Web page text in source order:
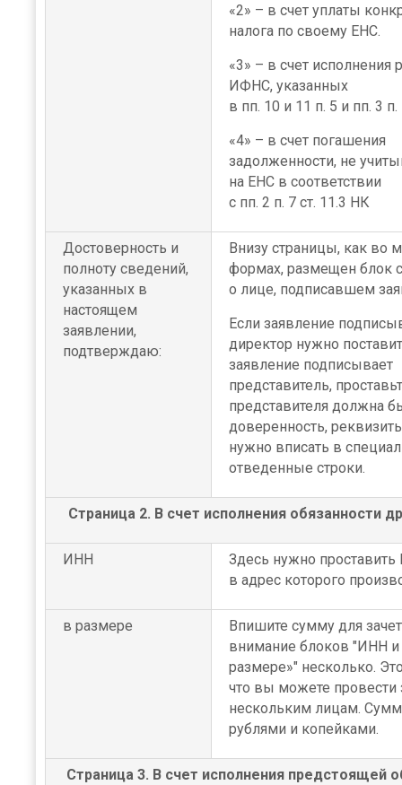
«2» – в счет уплаты
налога по своему ЕНС.
«3» – в счет исполнения
ИФНС, указанных
в пп. 10 и 11 п. 5 и пп. 3
«4» – в счет погашения
задолженности, не
на ЕНС в соответствии
с пп. 2 п. 7 ст. 11.3 НК
Достоверность и
полноту сведений,
указанных в
настоящем
заявлении,
подтверждаю:
Внизу страницы, как во
формах, размещен блок
о лице, подписавшем
Если заявление
директор нужно
заявление подписывает
представитель,
представителя должна
доверенность,
нужно вписать в
отведенные строки.
Страница 2. В счет исполнения обязанности
ИНН
Здесь нужно
в адрес которого
в размере
Впишите сумму для
внимание блоков "ИНН и
размере»" несколько.
что вы можете провести
нескольким лицам.
рублями и копейками.
Страница 3. В счет исполнения предстоящей